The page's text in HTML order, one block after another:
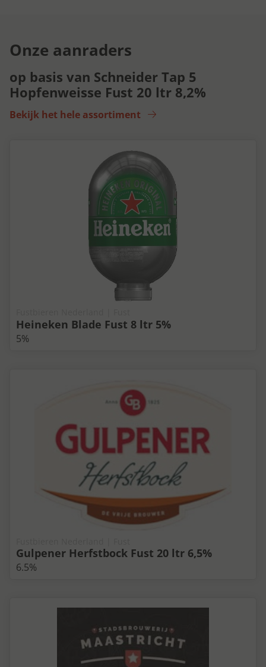
Onze aanraders
op basis van Schneider Tap 5
Hopfenweisse Fust 20 ltr 8,2%
Bekijk het hele assortiment
Heineken Blade Fust 8 ltr 5%
5%
Gulpener Herfstbock Fust 20 ltr 6,5%
6.5%